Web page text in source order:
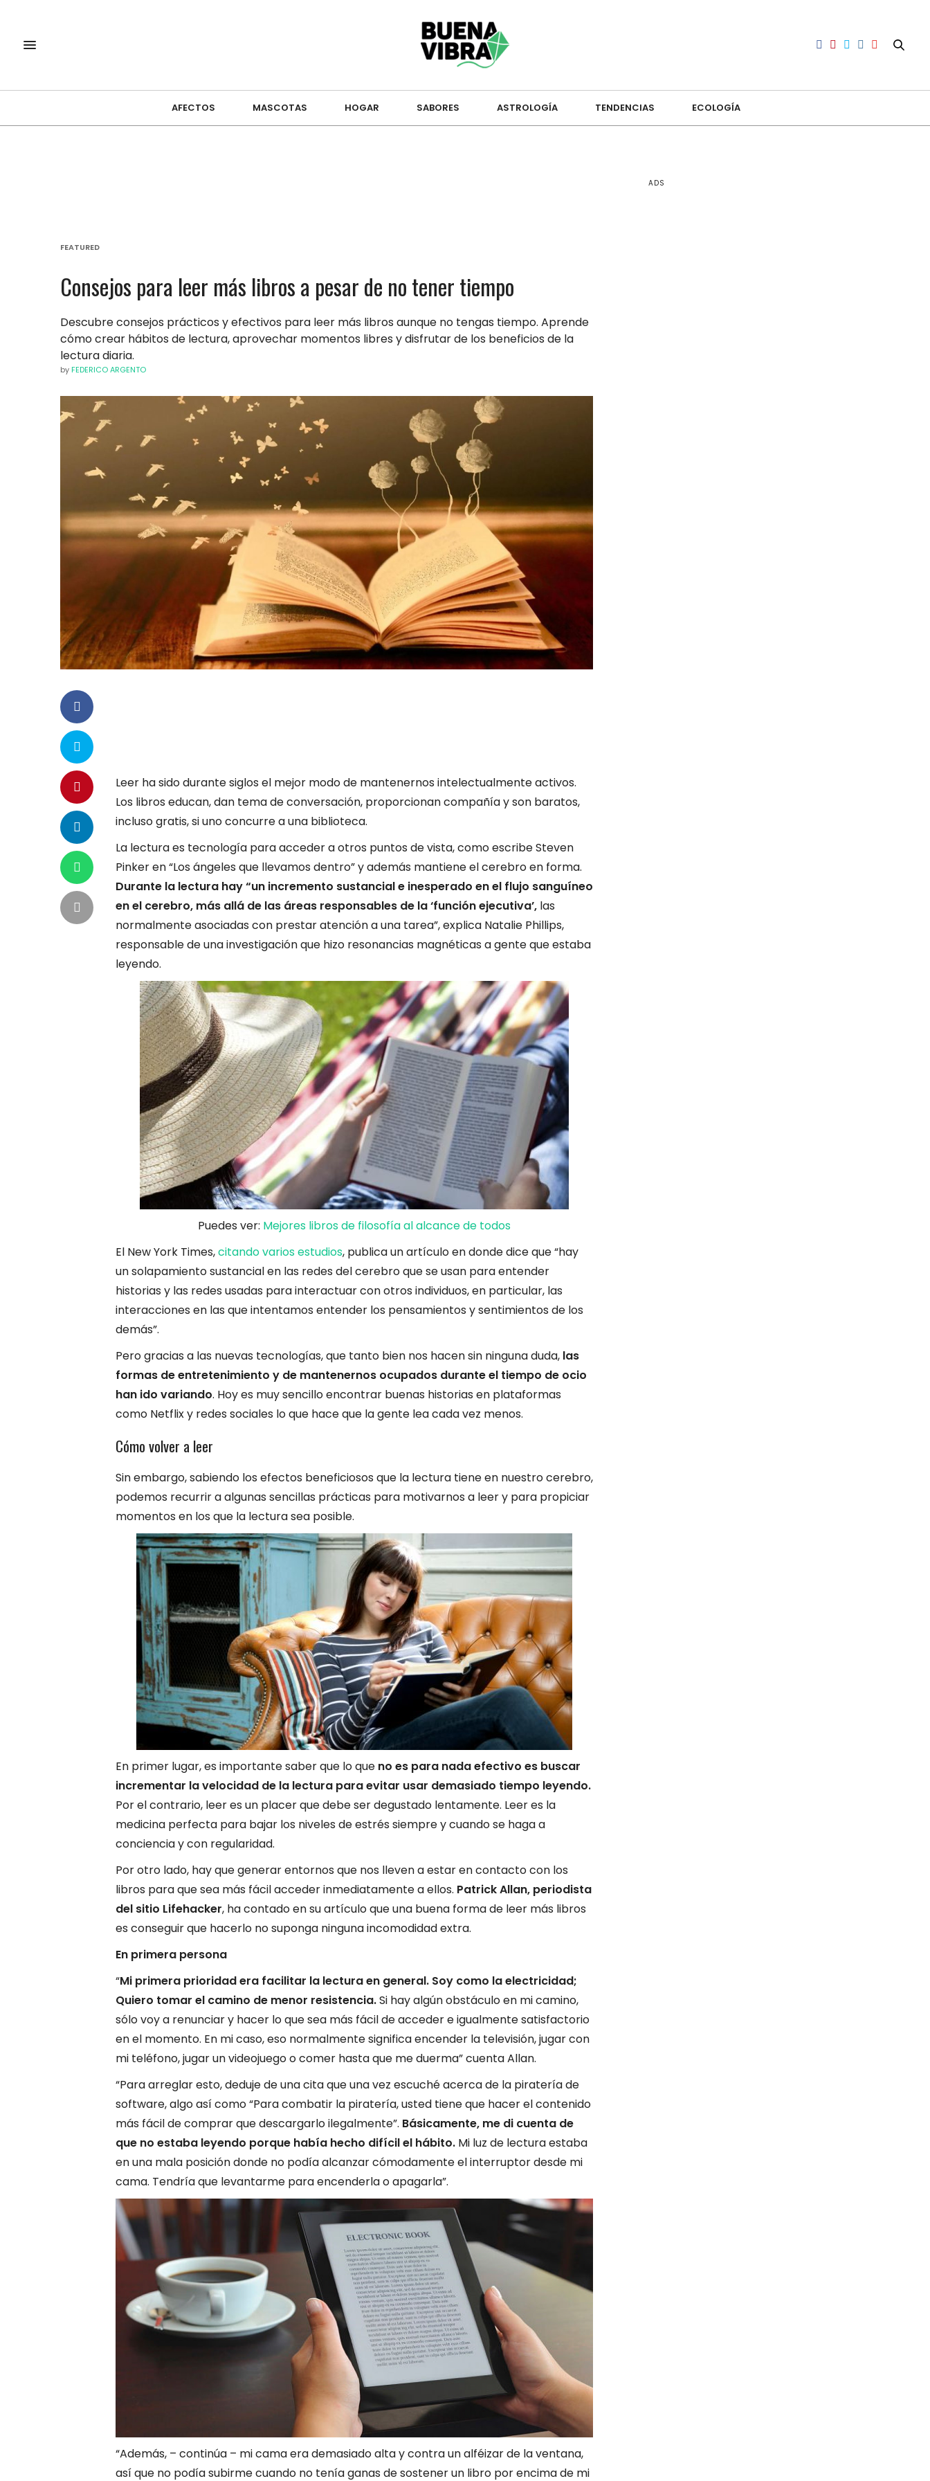
AFECTOS MASCOTAS HOGAR SABORES ASTROLOGÍA TENDENCIAS ECOLOGÍA
FEATURED
Consejos para leer más libros a pesar de no tener tiempo
Descubre consejos prácticos y efectivos para leer más libros aunque no tengas tiempo. Aprende
cómo crear hábitos de lectura, aprovechar momentos libres y disfrutar de los beneficios de la
lectura diaria.
by FEDERICO ARGENTO
Leer ha sido durante siglos el mejor modo de mantenernos intelectualmente activos.
Los libros educan, dan tema de conversación, proporcionan compañía y son baratos,
incluso gratis, si uno concurre a una biblioteca.
La lectura es tecnología para acceder a otros puntos de vista, como escribe Steven
Pinker en “Los ángeles que llevamos dentro” y además mantiene el cerebro en forma.
Durante la lectura hay “un incremento sustancial e inesperado en el flujo sanguíneo
en el cerebro, más allá de las áreas responsables de la ‘función ejecutiva’, las
normalmente asociadas con prestar atención a una tarea”, explica Natalie Phillips,
responsable de una investigación que hizo resonancias magnéticas a gente que estaba
leyendo.
Puedes ver: Mejores libros de filosofía al alcance de todos
El New York Times,citando varios estudios, publica un artículo en donde dice que “hay
un solapamiento sustancial en las redes del cerebro que se usan para entender
historias y las redes usadas para interactuar con otros individuos, en particular, las
interacciones en las que intentamos entender los pensamientos y sentimientos de los
demás”.
Pero gracias a las nuevas tecnologías, que tanto bien nos hacen sin ninguna duda, las
formas de entretenimiento y de mantenernos ocupados durante el tiempo de ocio
han ido variando. Hoy es muy sencillo encontrar buenas historias en plataformas
como Netflix y redes sociales lo que hace que la gente lea cada vez menos.
Cómo volver a leer
Sin embargo, sabiendo los efectos beneficiosos que la lectura tiene en nuestro cerebro,
podemos recurrir a algunas sencillas prácticas para motivarnos a leer y para propiciar
momentos en los que la lectura sea posible.
En primer lugar, es importante saber que lo que no es para nada efectivo es buscar
incrementar la velocidad de la lectura para evitar usar demasiado tiempo leyendo.
Por el contrario, leer es un placer que debe ser degustado lentamente. Leer es la
medicina perfecta para bajar los niveles de estrés siempre y cuando se haga a
conciencia y con regularidad.
Por otro lado, hay que generar entornos que nos lleven a estar en contacto con los
libros para que sea más fácil acceder inmediatamente a ellos. Patrick Allan, periodista
del sitio Lifehacker, ha contado en su artículo que una buena forma de leer más libros
es conseguir que hacerlo no suponga ninguna incomodidad extra.
En primera persona
“Mi primera prioridad era facilitar la lectura en general. Soy como la electricidad;
Quiero tomar el camino de menor resistencia.Si hay algún obstáculo en mi camino,
sólo voy a renunciar y hacer lo que sea más fácil de acceder e igualmente satisfactorio
en el momento. En mi caso, eso normalmente significa encender la televisión, jugar con
mi teléfono, jugar un videojuego o comer hasta que me duerma” cuenta Allan.
“Para arreglar esto, deduje de una cita que una vez escuché acerca de la piratería de
software, algo así como “Para combatir la piratería, usted tiene que hacer el contenido
más fácil de comprar que descargarlo ilegalmente”. Básicamente, me di cuenta de
que no estaba leyendo porque había hecho difícil el hábito. Mi luz de lectura estaba
en una mala posición donde no podía alcanzar cómodamente el interruptor desde mi
cama. Tendría que levantarme para encenderla o apagarla”.
“Además, – continúa – mi cama era demasiado alta y contra un alféizar de la ventana,
así que no podía subirme cuando no tenía ganas de sostener un libro por encima de mi
ADS